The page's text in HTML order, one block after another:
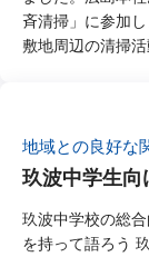
斉清掃」に参加
敷地周辺の清掃
地域との良好な
玖波中学生向
玖波中学校の総
を持って語ろう